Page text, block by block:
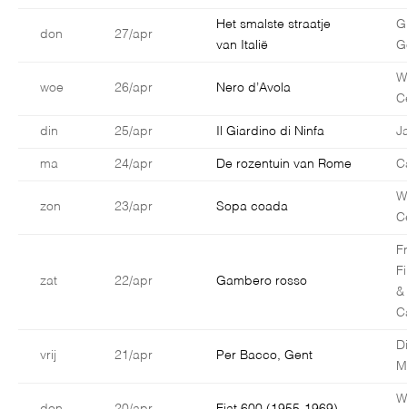
don 27/apr
Het smalste straatje
van Italië
woe 26/apr Nero d’Avola
din 25/apr Il Giardino di Ninfa
ma 24/apr De rozentuin van Rome
zon 23/apr Sopa coada
zat 22/apr Gambero rosso
&
vrij 21/apr Per Bacco, Gent